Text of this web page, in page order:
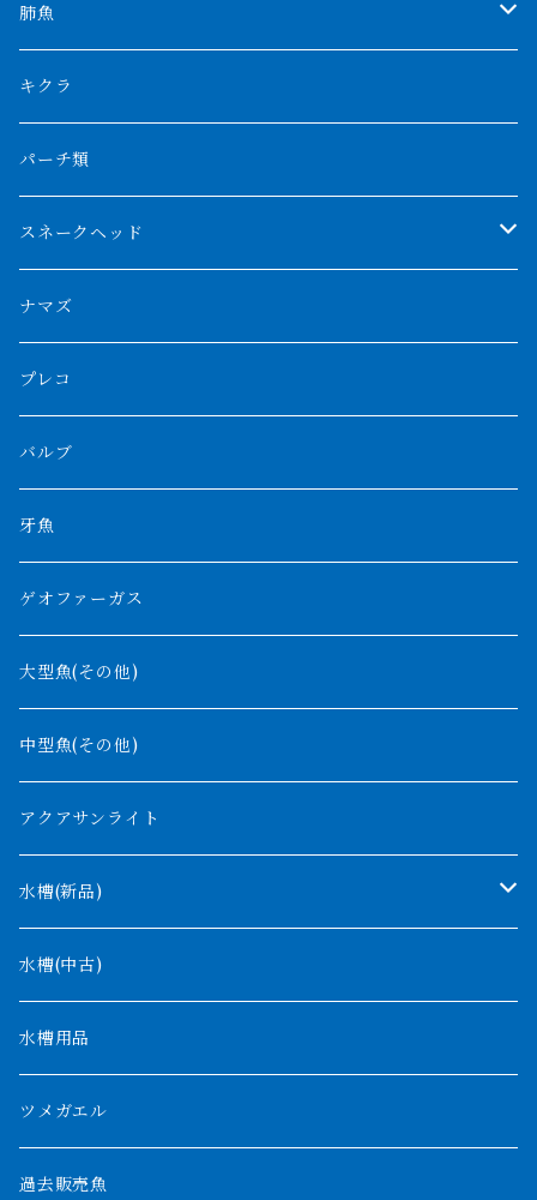
特殊アロワナ
厳選 過背金龍
フルゴールデンクロスバック
ブルーベースクロスバック
BILLY-KENオリジナルブランド紅龍
チョッパーレッド
ブルレッド
その他アジアアロワナ
特殊個体
紅龍
バンジャール
シルバーアロワナ
ブラックアロワナ
ノーザンバラムンディ
その他アロワナ
ダトニオプラスワン
リアルバンド
フォークバンド
フォーバータイガー
メニーバータイガー
ニューギニアダトニオ
特殊ポリプ
プラチナ個体
ショート個体
ハイブリッドポリプ
エンドリケリー
ギニア
ナイジェリア
ナイルビチャー
ナポレオンビチャー
バロ川
ビキールビキール
トゥルカナ湖
オモ川
タンガニーカビチャー
アンソルギー
コウロントン
ラプラディ
ギニア
ナイジェリア
コンギクス
オルナティピンニス
コンゴ
タンガニーカ
ウィークシー
モケレンベンベ
デルヘッジ
ザイールグリーン
パルマス
ポーリー
セネガルス
シナガワダイヤ
ダイヤモンドポルカ
クロコダイル
その他淡水エイ
肺魚
ネオケラ
その他肺魚
キクラ
パーチ類
スネークヘッド
チャンナバルカ
大型スネークヘッド
中型スネークヘッド
小型スネークヘッド
ナマズ
プレコ
バルブ
牙魚
ゲオファーガス
大型魚(その他)
中型魚(その他)
アクアサンライト
水槽(新品)
1200mm以下
1500mm
1800mm
2000mm以上
水槽(中古)
水槽用品
ツメガエル
過去販売魚